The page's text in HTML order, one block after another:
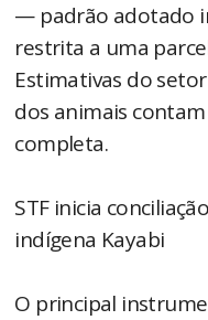
— padrão adotado
restrita a uma
Estimativas do
dos animais
completa.
STF inicia
indígena Kayabi
O principal